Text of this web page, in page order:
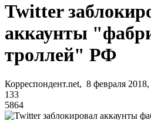
Twitter
аккаунты
троллей" РФ
Корреспондент.net, 8 февраля
133
5864